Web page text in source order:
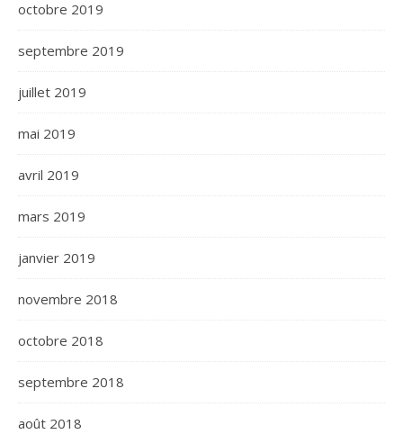
octobre 2019
septembre 2019
juillet 2019
mai 2019
avril 2019
mars 2019
janvier 2019
novembre 2018
octobre 2018
septembre 2018
août 2018